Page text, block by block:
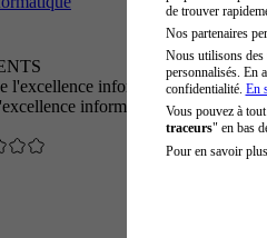
informatique
de trouver
Nos partenaires
Nous utilisons des
personnalisés. En
confidentialité. En
Vous pouvez à
traceurs" en bas
Pour en savoir